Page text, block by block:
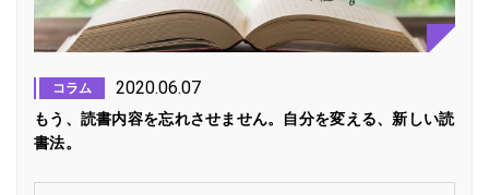
コラム 2020.06.07
もう、読書内容を忘れさせません。自分を変える、新しい読
書法。